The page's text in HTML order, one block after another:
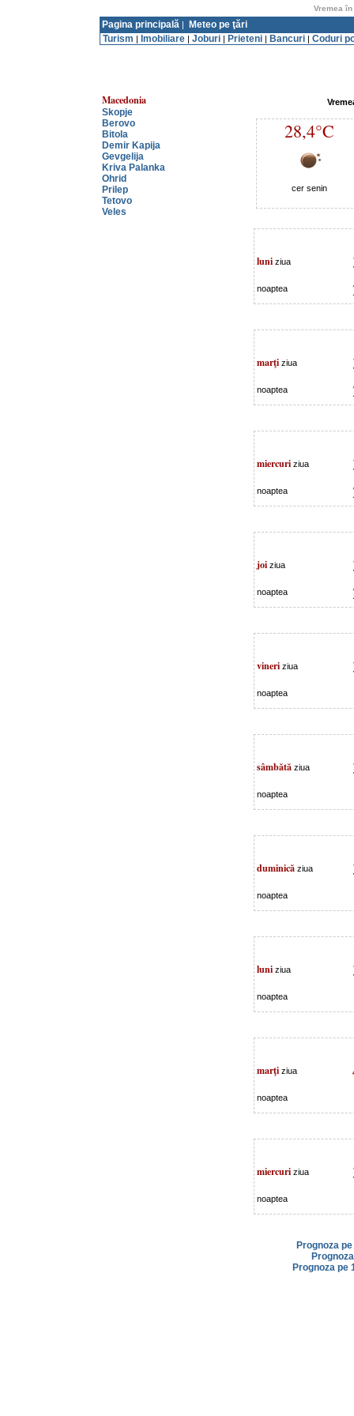
Vremea
Pagina principală |
Meteo pe ţări
Turism | Imobiliare | Joburi | Prieteni | Bancuri | Coduri
Macedonia
Skopje
Berovo
Bitola
Demir Kapija
Gevgelija
Kriva Palanka
Ohrid
Prilep
Tetovo
Veles
28,4°C
cer senin
luni ziua
noaptea
marţi ziua
noaptea
miercuri ziua
noaptea
joi ziua
noaptea
vineri ziua
noaptea
sâmbătă ziua
noaptea
duminică ziua
noaptea
luni ziua
noaptea
marţi ziua
noaptea
miercuri ziua
noaptea
Prognoza
Prognoza pe